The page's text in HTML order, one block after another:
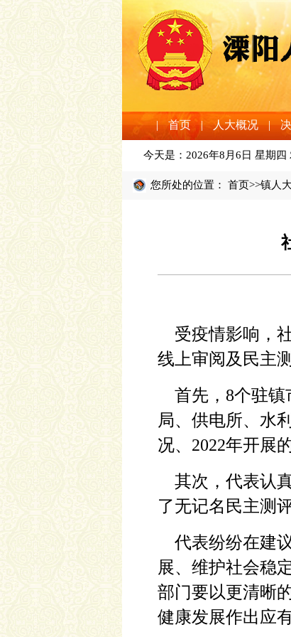
| 首页 | 人大概况 |
今天是： 2026年8月6日 星期
您所处的位置： 首页>>镇人
受疫情影响，
线上审阅及民主
首先，8个驻镇
局、供电所、水
况、2022年开展
其次，代表认
了无记名民主测
代表纷纷在建
展、维护社会稳
部门要以更清晰
健康发展作出应